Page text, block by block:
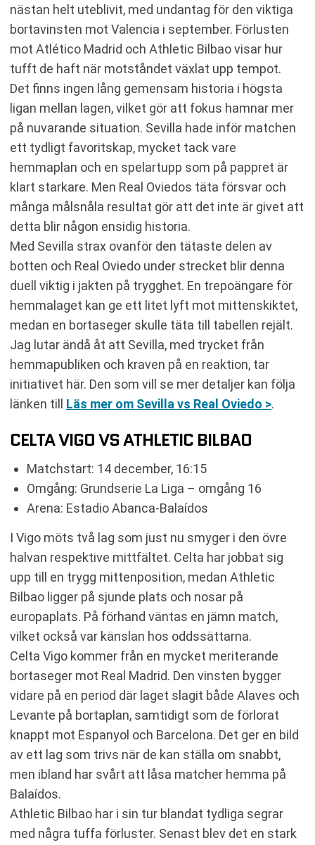
nästan helt uteblivit, med undantag för den viktiga
bortavinsten mot Valencia i september. Förlusten
mot Atlético Madrid och Athletic Bilbao visar hur
tufft de haft när motståndet växlat upp tempot.
Det finns ingen lång gemensam historia i högsta
ligan mellan lagen, vilket gör att fokus hamnar mer
på nuvarande situation. Sevilla hade inför matchen
ett tydligt favoritskap, mycket tack vare
hemmaplan och en spelartupp som på pappret är
klart starkare. Men Real Oviedos täta försvar och
många målsnåla resultat gör att det inte är givet att
detta blir någon ensidig historia.
Med Sevilla strax ovanför den tätaste delen av
botten och Real Oviedo under strecket blir denna
duell viktig i jakten på trygghet. En trepoängare för
hemmalaget kan ge ett litet lyft mot mittenskiktet,
medan en bortaseger skulle täta till tabellen rejält.
Jag lutar ändå åt att Sevilla, med trycket från
hemmapubliken och kraven på en reaktion, tar
initiativet här. Den som vill se mer detaljer kan följa
länken till Läs mer om Sevilla vs Real Oviedo >.
CELTA VIGO VS ATHLETIC BILBAO
Matchstart: 14 december, 16:15
Omgång: Grundserie La Liga – omgång 16
Arena: Estadio Abanca-Balaídos
I Vigo möts två lag som just nu smyger i den övre
halvan respektive mittfältet. Celta har jobbat sig
upp till en trygg mittenposition, medan Athletic
Bilbao ligger på sjunde plats och nosar på
europaplats. På förhand väntas en jämn match,
vilket också var känslan hos oddssättarna.
Celta Vigo kommer från en mycket meriterande
bortaseger mot Real Madrid. Den vinsten bygger
vidare på en period där laget slagit både Alaves och
Levante på bortaplan, samtidigt som de förlorat
knappt mot Espanyol och Barcelona. Det ger en bild
av ett lag som trivs när de kan ställa om snabbt,
men ibland har svårt att låsa matcher hemma på
Balaídos.
Athletic Bilbao har i sin tur blandat tydliga segrar
med några tuffa förluster. Senast blev det en stark